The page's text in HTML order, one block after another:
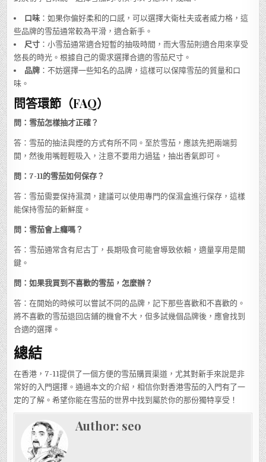
口味 ：如果你偏好柔和的口感，可以選擇大衛杜夫或者威力格，這
些品牌的雪茄通常較為平滑，適合新手。
尺寸 ：小雪茄通常適合短暫的抽吸時間，而大雪茄則適合用來享受
悠長的時光。根據自己的需求選擇合適的雪茄尺寸。
品牌 ：不妨選擇一些知名的品牌，這樣可以保障雪茄的質量和口
味。
問答環節（FAQ）
問：雪茄怎樣抽才正確？
答：雪茄的抽法與煙的方式有所不同。至於雪茄，應該先把兩端剪
開，然後用嘴輕輕吸入，注意不要用力過猛，抽出香氣即可。
問：7-11的雪茄如何保存？
答：雪茄需要保持濕潤，建議可以使用專門的保濕盒進行保存，這樣
能保持雪茄的新鮮度。
問：雪茄會上癮嗎？
答：雪茄通常含有尼古丁，長期吸食可能會導致依賴，適量享用是關
鍵。
問：如果我買到不喜歡的雪茄，怎麼辦？
答：在開始的時候可以嘗試不同的品牌，記下那些喜歡和不喜歡的。
將不喜歡的雪茄退回店鋪的機會不大，但多試幾個品牌後，應會找到
合適的選擇。
總結
在香港，7-11提供了一個方便的雪茄購買渠道，尤其對新手來說是非
常好的入門選擇。通過本文的介紹，相信你對香港雪茄的入門有了一
定的了解。希望你能在雪茄的世界中找到屬於你的那份獨特享受！
Author: seo